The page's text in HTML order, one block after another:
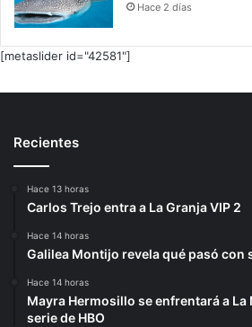
Hace 2 días
[metaslider id="42581"]
Recientes
Hace 13 horas
Carlos Trejo entra a La Granja VIP 2
Hace 14 horas
Galilea Montijo revela qué pasó con
Hace 14 horas
Mayra Hermosillo se enfrentará a
serie de HBO